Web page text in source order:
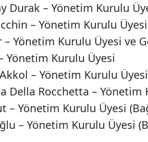
Durak – Yönetim Kurulu
– Yönetim Kurulu Üyesi
– Yönetim Kurulu Üyesi ve
Yönetim Kurulu Üyesi
– Yönetim Kurulu Üyesi
Della Rocchetta – Yönetim
– Yönetim Kurulu Üyesi
– Yönetim Kurulu Üyesi